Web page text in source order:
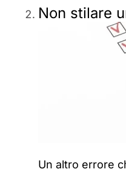
Non stilare
Un altro errore